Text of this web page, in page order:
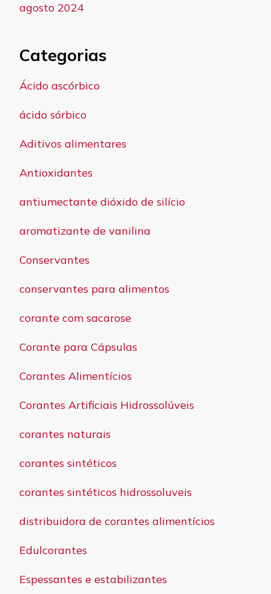
agosto 2024
Categorias
Ácido ascórbico
ácido sórbico
Aditivos alimentares
Antioxidantes
antiumectante dióxido de silício
aromatizante de vanilina
Conservantes
conservantes para alimentos
corante com sacarose
Corante para Cápsulas
Corantes Alimentícios
Corantes Artificiais Hidrossolúveis
corantes naturais
corantes sintéticos
corantes sintéticos hidrossoluveis
distribuidora de corantes alimentícios
Edulcorantes
Espessantes e estabilizantes